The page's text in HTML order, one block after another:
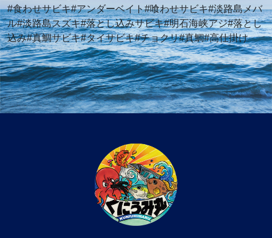
#食わせサビキ#アンダーベイト#喰わせサビキ#淡路島メバ
ル#淡路島スズキ#落とし込みサビキ#明石海峡アジ#落とし
込み#真鯛サビキ#タイサビキ#チョクリ#真鯛#高仕掛け